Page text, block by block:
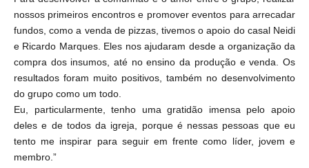
nossos primeiros encontros e promover eventos para arrecadar
fundos, como a venda de pizzas, tivemos o apoio do casal Neidi
e Ricardo Marques. Eles nos ajudaram desde a organização da
compra dos insumos, até no ensino da produção e venda. Os
resultados foram muito positivos, também no desenvolvimento
do grupo como um todo.
Eu, particularmente, tenho uma gratidão imensa pelo apoio
deles e de todos da igreja, porque é nessas pessoas que eu
tento me inspirar para seguir em frente como líder, jovem e
membro.”